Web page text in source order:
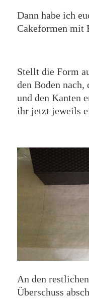
Dann habe ich
Cakeformen mit
Stellt die Form
den Boden nach,
und den Kanten
ihr jetzt jeweils
An den
Überschuss